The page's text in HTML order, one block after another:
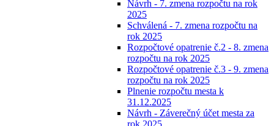
Návrh - 7. zmena rozpočtu na rok
2025
Schválená - 7. zmena rozpočtu na
rok 2025
Rozpočtové opatrenie č.2 - 8. zmena
rozpočtu na rok 2025
Rozpočtové opatrenie č.3 - 9. zmena
rozpočtu na rok 2025
Plnenie rozpočtu mesta k
31.12.2025
Návrh - Záverečný účet mesta za
rok 2025